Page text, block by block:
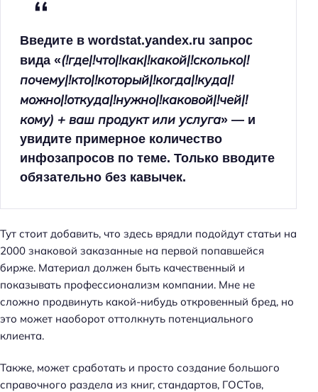
Введите в wordstat.yandex.ru запрос
вида «(!где|!что|!как|!какой|!сколько|!
почему|!кто|!который|!когда|!куда|!
можно|!откуда|!нужно|!каковой|!чей|!
кому) + ваш продукт или услуга» — и
увидите примерное количество
инфозапросов по теме. Только вводите
обязательно без кавычек.
Тут стоит добавить, что здесь врядли подойдут статьи на
2000 знаковой заказанные на первой попавшейся
бирже. Материал должен быть качественный и
показывать профессионализм компании. Мне не
сложно продвинуть какой-нибудь откровенный бред, но
это может наоборот оттолкнуть потенциального
клиента.
Также, может сработать и просто создание большого
справочного раздела из книг, стандартов, ГОСТов,